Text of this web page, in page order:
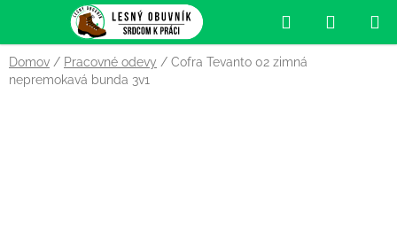
obsah
Hľadať
KOŠÍK
Domov / Pracovné odevy / Cofra Tevanto 02 zimná
nepremokavá bunda 3v1